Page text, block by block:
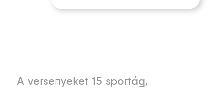
A versenyeket 15 sportág,